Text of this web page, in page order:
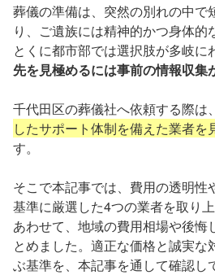
葬儀の準備は、突然の別れの中で
り、ご遺族には精神的かつ身体的
とくに都市部では選択肢が多岐に
先を見極めるには事前の情報収集
千代田区の葬儀社へ依頼する際は、
したサポート体制を備えた業者を
す。
そこで本記事では、費用の透明性
基準に厳選した4つの業者を取り上
あわせて、地域の費用相場や後悔
とめました。適正な価格と誠実な
ぶ基準を、本記事を通して確認し